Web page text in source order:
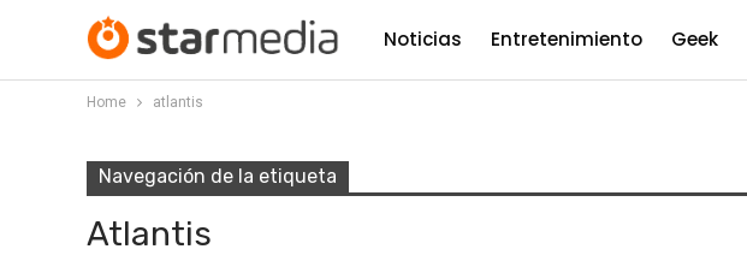
Noticias Entretenimiento Geek
Home atlantis
Navegación de la etiqueta
Atlantis